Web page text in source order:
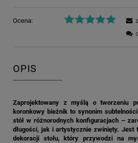
Ocena:
OPIS
Zaprojektowany z myślą o tworzeniu
koronkowy bieżnik to synonim
stół w różnorodnych konfiguracjach –
długości, jak i artystycznie zwinięty. Jest
dekoracji stołu, który przywodzi na